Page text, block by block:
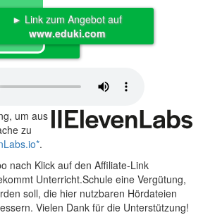
auf
► Link zum Angebot auf
www.eduki.com
um aus
zu
*.
nach Klick auf den Affiliate-Link
Unterricht.Schule eine Vergütung,
soll, die hier nutzbaren Hördateien
Vielen Dank für die Unterstützung!